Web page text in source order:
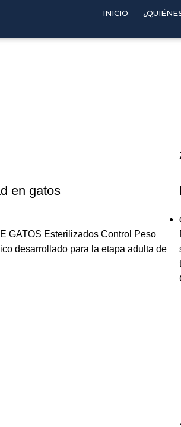
INICIO
en gatos
GATOS Esterilizados Control Peso
desarrollado para la etapa adulta de